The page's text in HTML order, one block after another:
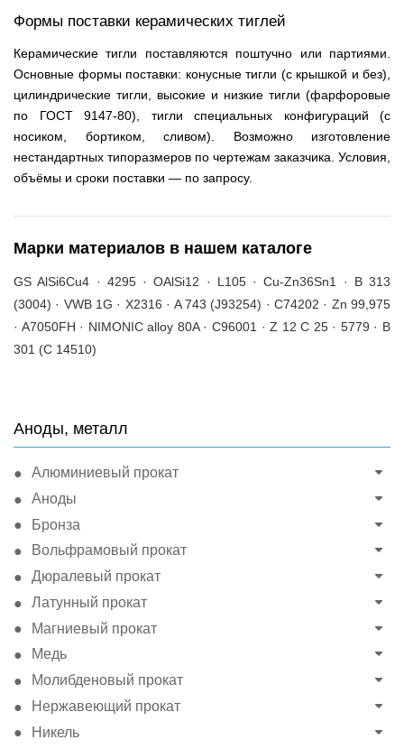
Аноды, металл
Алюминиевый прокат
Аноды
Бронза
Вольфрамовый прокат
Дюралевый прокат
Латунный прокат
Магниевый прокат
Медь
Молибденовый прокат
Нержавеющий прокат
Никель
Формы поставки керамических тиглей
Керамические тигли поставляются поштучно или партиями.
Основные формы поставки: конусные тигли (с крышкой и без),
цилиндрические тигли, высокие и низкие тигли (фарфоровые
по ГОСТ 9147-80), тигли специальных конфигураций (с
носиком, бортиком, сливом). Возможно изготовление
нестандартных типоразмеров по чертежам заказчика. Условия,
объёмы и сроки поставки — по запросу.
Марки материалов в нашем каталоге
GS AlSi6Cu4 · 4295 · OAlSi12 · L105 · Cu-Zn36Sn1 · B 313
(3004) · VWB 1G · X2316 · A 743 (J93254) · C74202 · Zn 99,975
· A7050FH · NIMONIC alloy 80A · C96001 · Z 12 C 25 · 5779 · B
301 (C 14510)